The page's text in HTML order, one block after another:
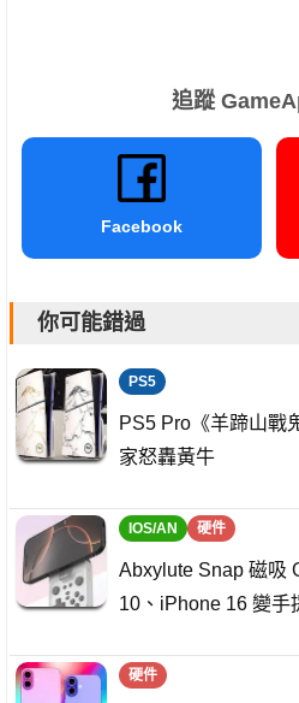
追蹤
Facebook
你可能錯過
PS5
PS5 Pro《羊蹄山戰
家怒轟黃牛
IOS/AN 硬件
Abxylute Snap 磁吸
10、iPhone 16 變手
硬件